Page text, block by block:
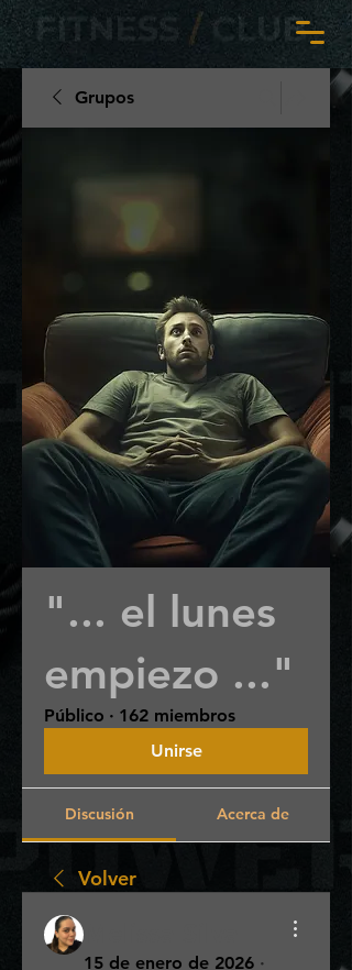
Grupos
"... el lunes
empiezo ..."
Público · 162 miembros
Unirse
Discusión Acerca de
Volver
15 de enero de 2026 ·